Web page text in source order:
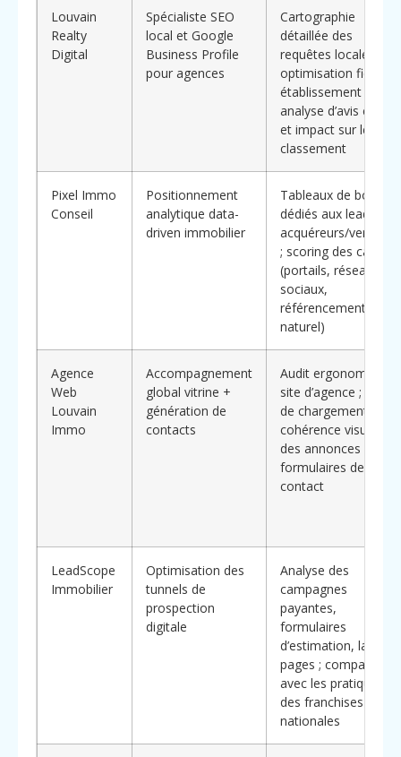
Louvain
Realty
Digital
Spécialiste SEO
local et Google
Business Profile
pour agences
Cartographie
détaillée des
requêtes locales ;
optimisation fiche
établissement ;
analyse d’avis clients
et impact sur le
classement
Pixel Immo
Conseil
Positionnement
analytique data-
driven immobilier
Tableaux de bord
dédiés aux leads
acquéreurs/vendeurs
; scoring des canaux
(portails, réseaux
sociaux,
référencement
naturel)
Agence
Web
Louvain
Immo
Accompagnement
global vitrine +
génération de
contacts
Audit ergonomie du
site d’agence ; temps
de chargement ;
cohérence visuelle
des annonces et
formulaires de
contact
LeadScope
Immobilier
Optimisation des
tunnels de
prospection
digitale
Analyse des
campagnes
payantes,
formulaires
d’estimation, landing
pages ; comparaison
avec les pratiques
des franchises
nationales